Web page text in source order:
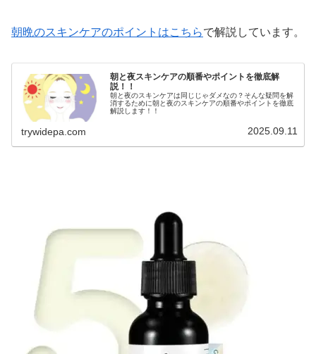
朝晩のスキンケアのポイントはこちらで解説しています。
朝と夜スキンケアの順番やポイントを徹底解
説！！
朝と夜のスキンケアは同じじゃダメなの？そんな疑問を解
消するために朝と夜のスキンケアの順番やポイントを徹底
解説します！！
trywidepa.com 2025.09.11